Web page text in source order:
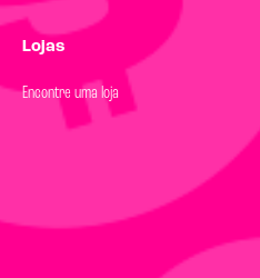
Lojas
Encontre uma loja